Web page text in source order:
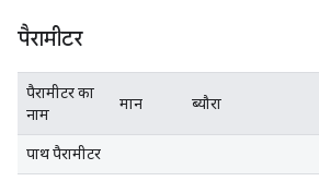
पैरामीटर
पैरामीटर का
नाम
मान ब्यौरा
पाथ पैरामीटर